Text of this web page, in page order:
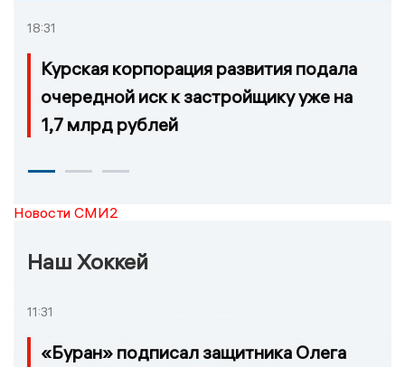
18:31
Курская корпорация развития подала
очередной иск к застройщику уже на
1,7 млрд рублей
Новости СМИ2
Наш Хоккей
11:31
«Буран» подписал защитника Олега